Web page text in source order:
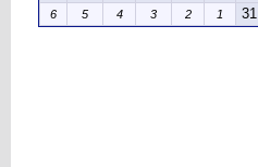
31
1
2
3
4
5
6